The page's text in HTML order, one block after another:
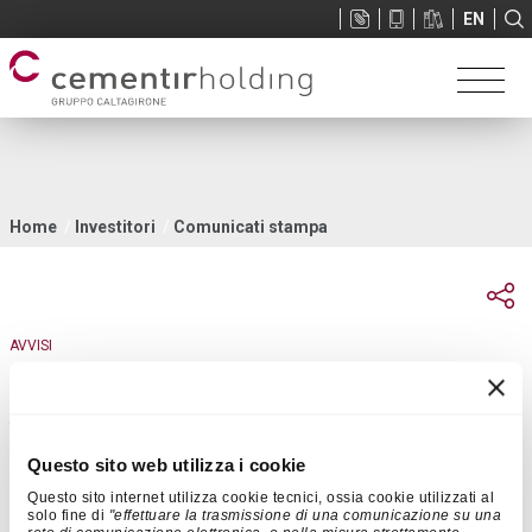
Questo sito web utilizza i cookie
Questo sito internet utilizza cookie tecnici, ossia cookie utilizzati al
solo fine di "effettuare la trasmissione di una comunicazione su una
Tu
Home Investitori Comunicati stampa
AVVISI
Sup
EN